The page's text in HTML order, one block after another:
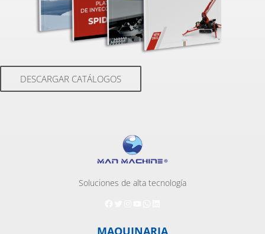
DESCARGAR CATÁLOGOS
Soluciones de alta tecnología
MAQUINARIA